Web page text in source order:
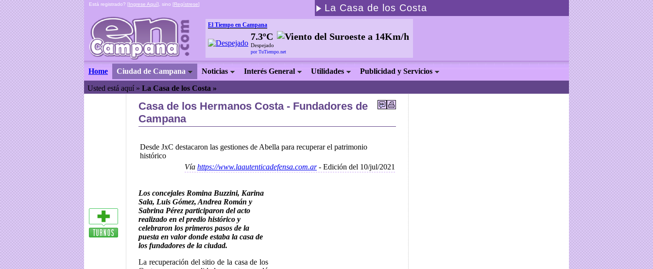
Está registrado? [Ingrese Aquí], sino [Regístrese] La Casa de los Costa
El Tiempo en Campana
7.3ºC
Despejado
por TuTiempo.net
Home Ciudad de Campana Noticias Interés General Utilidades Publicidad y Servicios
Usted está aquí » La Casa de los Costa »
Casa de los Hermanos Costa - Fundadores de
Campana
Desde JxC destacaron las gestiones de Abella para recuperar el patrimonio
histórico
Vía https://www.laautenticadefensa.com.ar- Edición del 10/jul/2021
Los concejales Romina Buzzini, Karina
Sala, Luis Gómez, Andrea Román y
Sabrina Pérez participaron del acto
realizado en el predio histórico y
celebraron los primeros pasos de la
puesta en valor donde estaba la casa de
los fundadores de la ciudad.
La recuperación del sitio de la casa de los